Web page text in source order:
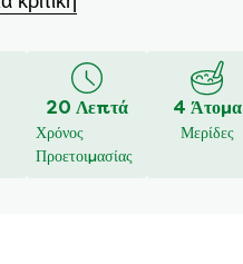
20 Λεπτά
Χρόνος
Προετοιμασίας
4 Άτομα
Μερίδες